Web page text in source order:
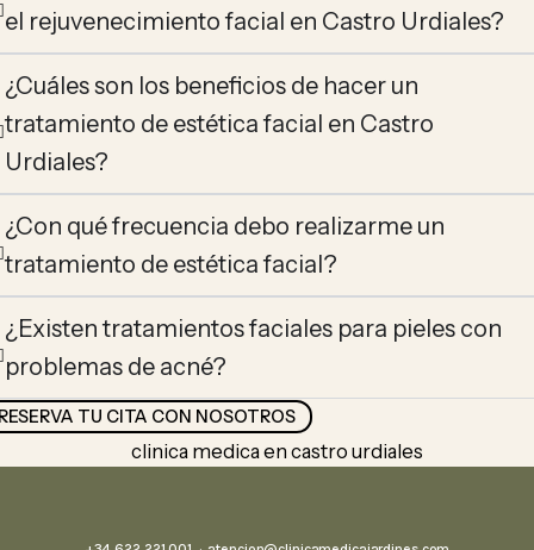
el rejuvenecimiento facial en Castro Urdiales?
¿Cuáles son los beneficios de hacer un
tratamiento de estética facial en Castro
Urdiales?
¿Con qué frecuencia debo realizarme un
tratamiento de estética facial?
¿Existen tratamientos faciales para pieles con
problemas de acné?
TU CITA CON NOSOTROS